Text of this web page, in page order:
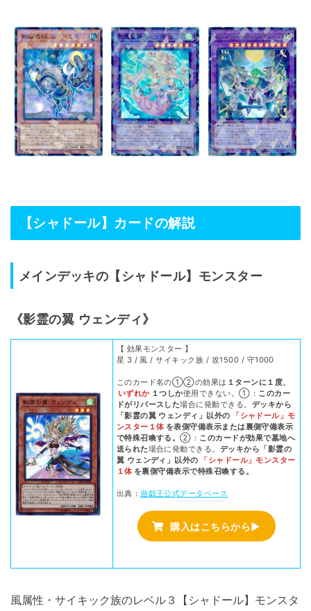
【シャドール】カードの解説
メインデッキの【シャドール】モンスター
《影霊の翼 ウェンディ》
【 効果モンスター 】
星 3 / 風 / サイキック族 / 攻1500 / 守1000
このカード名の①②の効果は １ターンに１度、
いずれか １つしか使用できない。①： このカー
ドがリバースした場合に発動できる。 デッキから
「影霊の翼 ウェンディ」以外の
「シャドール」モ
ンスター１体 を表側守備表示または裏側守備表示
で特殊召喚する。②： このカードが効果で墓地へ
送られた場合に発動できる。 デッキから「影霊の
翼 ウェンディ」以外の
「シャドール」モンスター
１体 を裏側守備表示で特殊召喚する。
出典：遊戯王公式データベース
購入はこちらから▶
風属性・サイキック族のレベル３【シャドール】モンスタ